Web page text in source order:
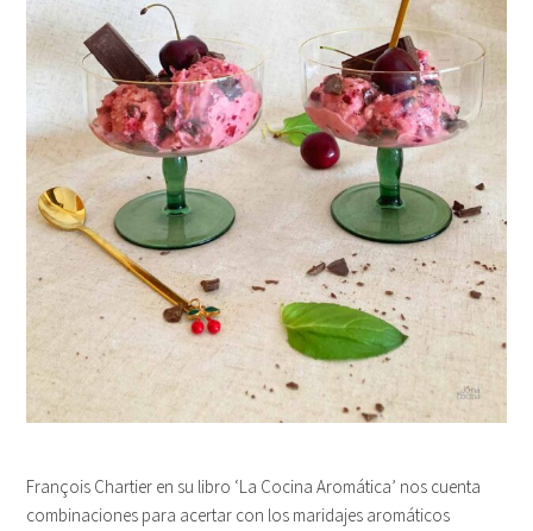
François Chartier en su libro ‘La Cocina Aromática’ nos cuenta
combinaciones para acertar con los maridajes aromáticos